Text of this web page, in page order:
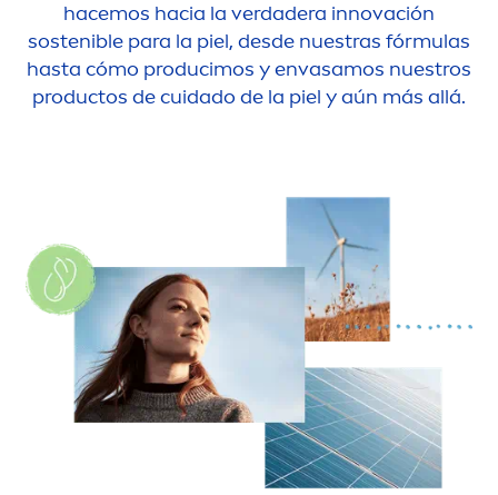
hacemos hacia la verdadera innovación
sostenible para la piel, desde nuestras fórmulas
hasta cómo producimos y envasamos nuestros
productos de cuidado de la piel y aún más allá.